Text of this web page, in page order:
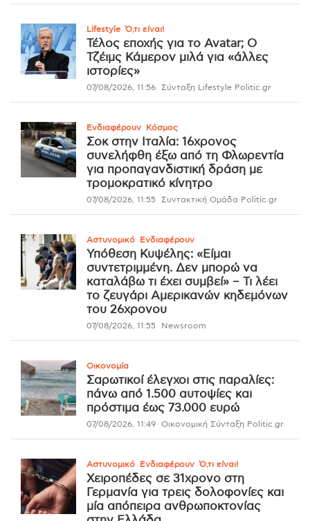
Lifestyle Ό,τι είναι!
Τέλος εποχής για το Avatar; Ο
Τζέιμς Κάμερον μιλά για «άλλες
ιστορίες»
07/08/2026, 11:56 Σύνταξη Lifestyle Politic.gr
Ενδιαφέρουν Κόσμος
Σοκ στην Ιταλία: 16χρονος
συνελήφθη έξω από τη Φλωρεντία
για προπαγανδιστική δράση με
τρομοκρατικό κίνητρο
07/08/2026, 11:55 Συντακτική Ομάδα Politic.gr
Αστυνομικό Ενδιαφέρουν
Υπόθεση Κυψέλης: «Είμαι
συντετριμμένη. Δεν μπορώ να
καταλάβω τι έχει συμβεί» – Τι λέει
το ζευγάρι Αμερικανών κηδεμόνων
του 26χρονου
07/08/2026, 11:55 Newsroom
Οικονομία
Σαρωτικοί έλεγχοι στις παραλίες:
πάνω από 1.500 αυτοψίες και
πρόστιμα έως 73.000 ευρώ
07/08/2026, 11:49 Οικονομική Σύνταξη Politic.gr
Αστυνομικό Ενδιαφέρουν Ό,τι είναι!
Χειροπέδες σε 31χρονο στη
Γερμανία για τρεις δολοφονίες και
μία απόπειρα ανθρωποκτονίας